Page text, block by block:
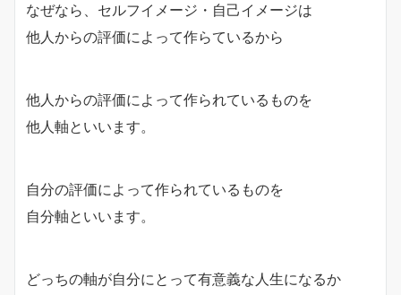
なぜなら、セルフイメージ・自己イメージは
他人からの評価によって作らているから
他人からの評価によって作られているものを
他人軸といいます。
自分の評価によって作られているものを
自分軸といいます。
どっちの軸が自分にとって有意義な人生になるか